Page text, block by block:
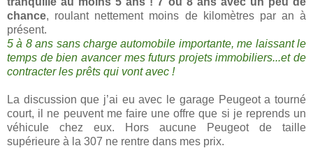
chance, roulant nettement moins de kilomètres par an à
présent.
5 à 8 ans sans charge automobile importante, me laissant le
temps de bien avancer mes futurs projets immobiliers...et de
contracter les prêts qui vont avec !
La discussion que j’ai eu avec le garage Peugeot a tourné
court, il ne peuvent me faire une offre que si je reprends un
véhicule chez eux. Hors aucune Peugeot de taille
supérieure à la 307 ne rentre dans mes prix.